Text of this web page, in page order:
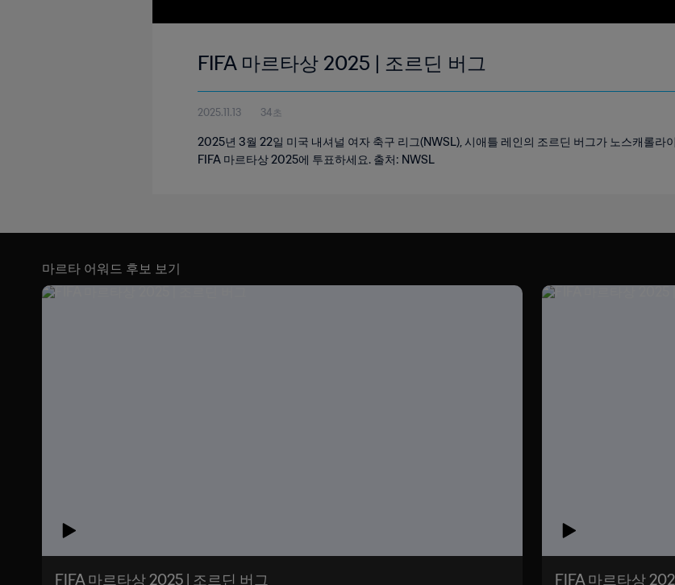
FIFA 마르타상 2025 | 조르딘 버그
2025.11.13 34초
2025년 3월 22일 미국 내셔널 여자 축구 리그(NWSL), 시애틀 레인의 조르딘 버그가 노스캐롤라
FIFA 마르타상 2025에 투표하세요. 출처: NWSL
마르타 어워드 후보 보기
FIFA 마르타상 2025 | 조르딘 버그 FIFA 마르타상